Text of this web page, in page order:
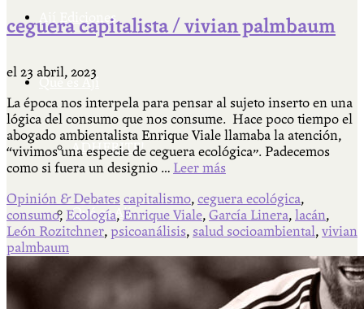
Ají Ediciones
Qué es Ají
ADHERITE!
Qué es Ají
ceguera capitalista / vivian palmbaum
el 23 abril, 2023
La época nos interpela para pensar al sujeto inserto en una
lógica del consumo que nos consume. Hace poco tiempo el
abogado ambientalista Enrique Viale llamaba la atención,
“vivimos una especie de ceguera ecológica”. Padecemos
como si fuera un designio … Leer más
Opinión & Debates capitalismo, ceguera ecológica,
consumo, Ecología, Enrique Viale, García Linera, lacán,
León Rozitchner, psicoanálisis, salud socioambiental, vivian
palmbaum